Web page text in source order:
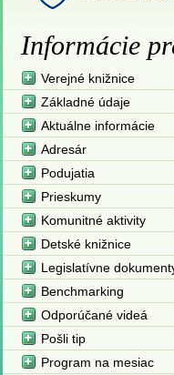
Informácie
Verejné knižnice
Základné údaje
Aktuálne informácie
Adresár
Podujatia
Prieskumy
Komunitné aktivity
Detské knižnice
Legislatívne
Benchmarking
Odporúčané videá
Pošli tip
Program na mesiac